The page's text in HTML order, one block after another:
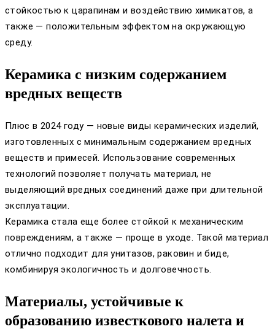
стойкостью к царапинам и воздействию химикатов, а
также — положительным эффектом на окружающую
среду.
Керамика с низким содержанием
вредных веществ
Плюс в 2024 году — новые виды керамических изделий,
изготовленных с минимальным содержанием вредных
веществ и примесей. Использование современных
технологий позволяет получать материал, не
выделяющий вредных соединений даже при длительной
эксплуатации.
Керамика стала еще более стойкой к механическим
повреждениям, а также — проще в уходе. Такой материал
отлично подходит для унитазов, раковин и биде,
комбинируя экологичность и долговечность.
Материалы, устойчивые к
образованию известкового налета и